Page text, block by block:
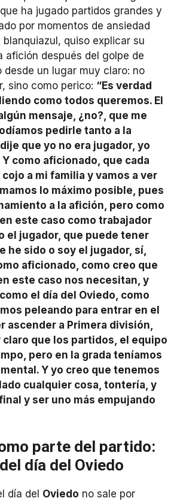
ha jugado partidos grandes y
por momentos de ansiedad
quiso explicar su
afición después del golpe de
desde un lugar muy claro: no
sino como perico: “Es verdad
como todos queremos. El
mensaje, ¿no?, que me
pedirle tanto a la
que yo no era jugador, yo
como aficionado, que cada
a mi familia y vamos a ver
lo máximo posible, pues
a la afición, pero como
este caso como trabajador
el jugador, que puede tener
he sido o soy el jugador, sí,
aficionado, como creo que
este caso nos necesitan, y
el día del Oviedo, como
peleando para entrar en el
ascender a Primera división,
claro que los partidos, el equipo
pero en la grada teníamos
Y yo creo que tenemos
cualquier cosa, tontería, y
y ser uno más empujando
parte del partido:
día del Oviedo
día del Oviedo no sale por